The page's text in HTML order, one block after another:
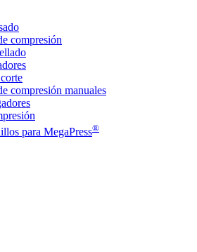
compresión
compresión manuales
para MegaPress®